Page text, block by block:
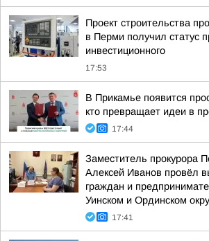
Проект строительства
в Перми получил статус
инвестиционного
17:53
В Прикамье появится
кто превращает идеи в
17:44
Заместитель прокурора
Алексей Иванов провёл
граждан и
Уинском и Ординском
17:41